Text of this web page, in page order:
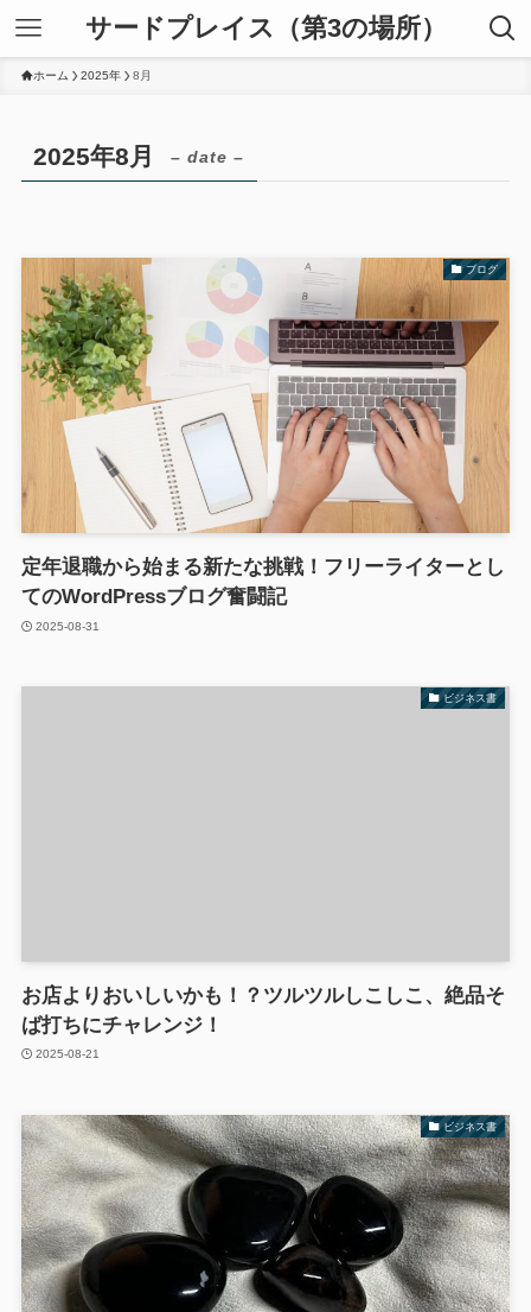
サードプレイス（第3の場所）
ホーム 2025年 8月
2025年8月 – date –
ブログ
定年退職から始まる新たな挑戦！フリーライターとし
てのWordPressブログ奮闘記
2025-08-31
ビジネス書
お店よりおいしいかも！？ツルツルしこしこ、絶品そ
ば打ちにチャレンジ！
2025-08-21
ビジネス書